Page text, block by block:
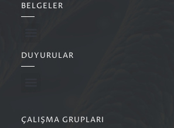
BELGELER
DUYURULAR
ÇALIŞMA GRUPLARI